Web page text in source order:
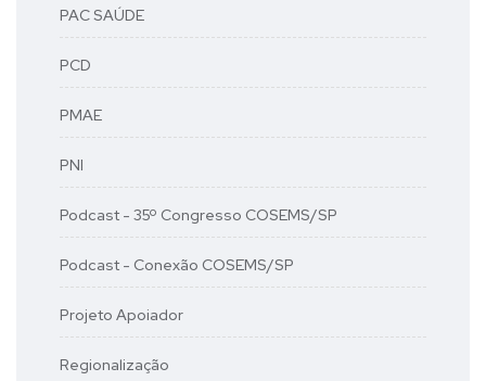
PAC SAÚDE
PCD
PMAE
PNI
Podcast - 35º Congresso COSEMS/SP
Podcast - Conexão COSEMS/SP
Projeto Apoiador
Regionalização